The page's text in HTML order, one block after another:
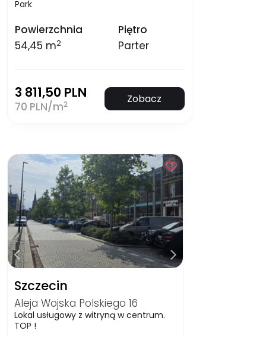
Park
Powierzchnia
54,45 m2
Piętro
Parter
3 811,50 PLN
70 PLN/m2 Zobacz
Szczecin
Aleja Wojska Polskiego 16
Lokal usługowy z witryną w centrum.
TOP !